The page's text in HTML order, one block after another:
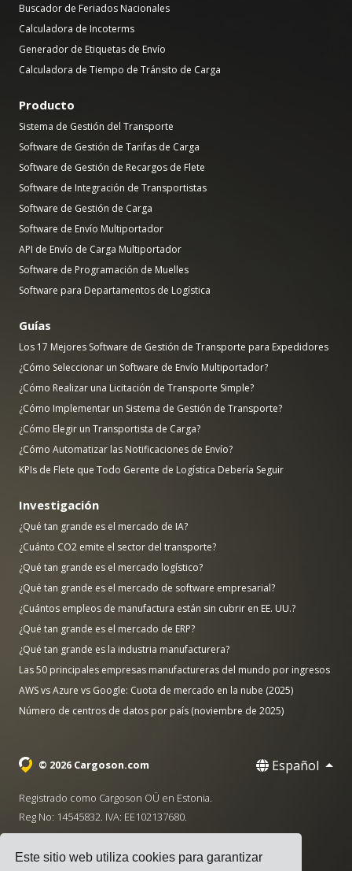
Este sitio web utiliza cookies para garantizar
Buscador de Feriados Nacionales
Calculadora de Incoterms
Generador de Etiquetas de Envío
Calculadora de Tiempo de Tránsito de Carga
Producto
Sistema de Gestión del Transporte
Software de Gestión de Tarifas de Carga
Software de Gestión de Recargos de Flete
Software de Integración de Transportistas
Software de Gestión de Carga
Software de Envío Multiportador
API de Envío de Carga Multiportador
Software de Programación de Muelles
Software para Departamentos de Logística
Guías
Los 17 Mejores Software de Gestión de Transporte para Expedidores
¿Cómo Seleccionar un Software de Envío Multiportador?
¿Cómo Realizar una Licitación de Transporte Simple?
¿Cómo Implementar un Sistema de Gestión de Transporte?
¿Cómo Elegir un Transportista de Carga?
¿Cómo Automatizar las Notificaciones de Envío?
KPIs de Flete que Todo Gerente de Logística Debería Seguir
Investigación
¿Qué tan grande es el mercado de IA?
¿Cuánto CO2 emite el sector del transporte?
¿Qué tan grande es el mercado logístico?
¿Qué tan grande es el mercado de software empresarial?
¿Cuántos empleos de manufactura están sin cubrir en EE. UU.?
¿Qué tan grande es el mercado de ERP?
¿Qué tan grande es la industria manufacturera?
Las 50 principales empresas manufactureras del mundo por ingresos
AWS vs Azure vs Google: Cuota de mercado en la nube (2025)
Número de centros de datos por país (noviembre de 2025)
© 2026 Cargoson.com Español
Registrado como Cargoson OÜ en Estonia.
Reg No: 14545832. IVA: EE102137680.
· hello@cargoson.com